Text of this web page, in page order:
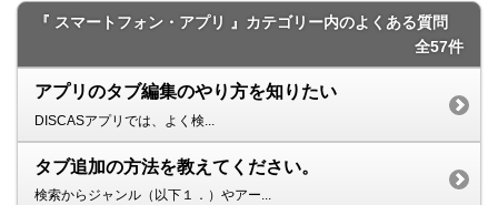
『 スマートフォン・アプリ 』カテゴリー内のよくある質問
全57件
アプリのタブ編集のやり方を知りたい
DISCASアプリでは、よく検...
タブ追加の方法を教えてください。
検索からジャンル（以下１．）やアー...